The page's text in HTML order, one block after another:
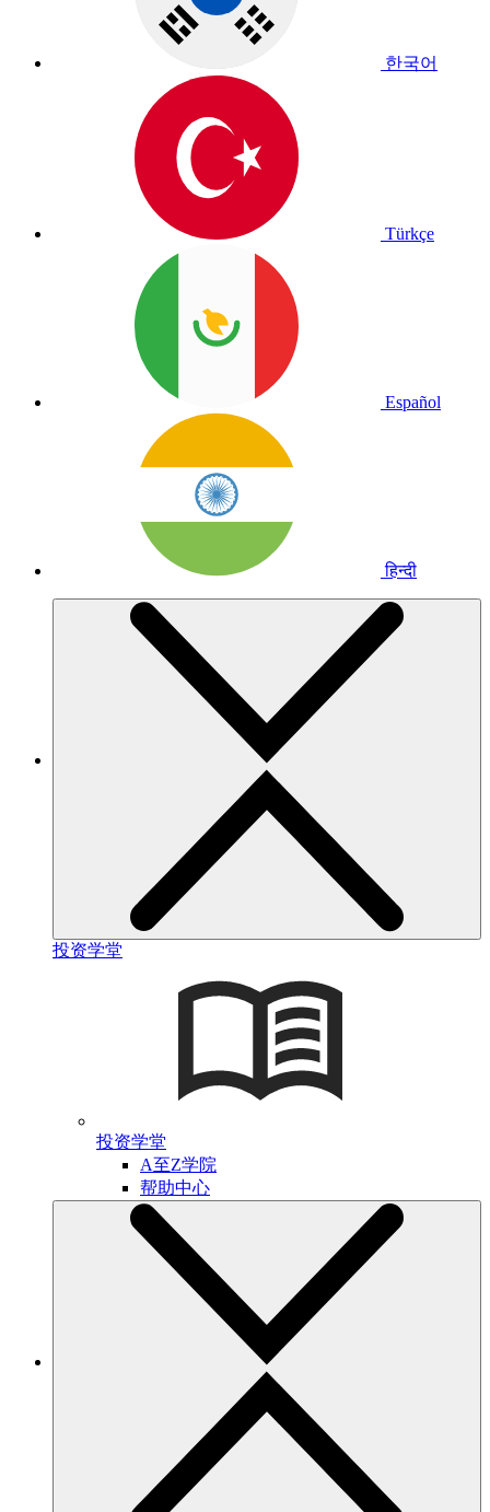
한국어
Türkçe
Español
हिन्दी
投资学堂
投资学堂
A至Z学院
帮助中心